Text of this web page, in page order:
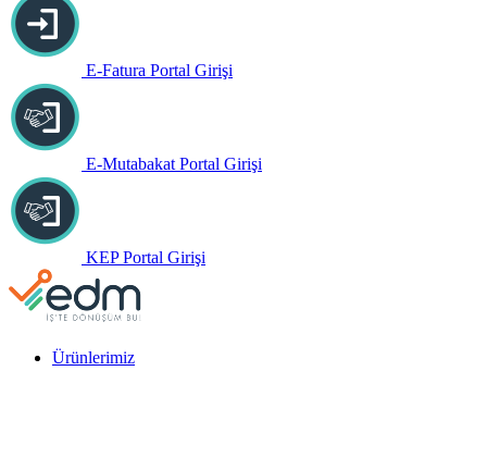
E-Fatura Portal Girişi
E-Mutabakat Portal Girişi
KEP Portal Girişi
Ürünlerimiz